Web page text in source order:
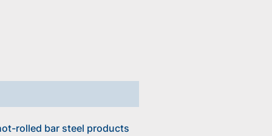
rolled bar steel products